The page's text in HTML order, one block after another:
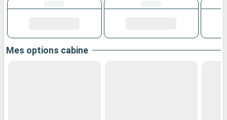
Mes options cabine